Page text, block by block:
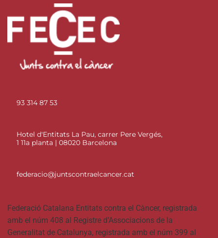
93 314 87 53
Hotel d'Entitats La Pau, carrer Pere Vergés,
1 11a planta | 08020 Barcelona
federacio@juntscontraelcancer.cat
Federació Catalana Entitats contra el Càncer, registrada
amb el núm 408 al Registre d’Associacions de la
Generalitat de Catalunya, registrada amb el núm 399 al